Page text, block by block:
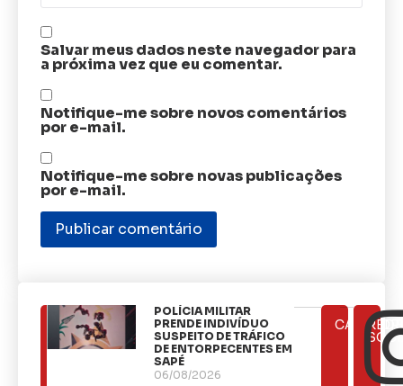
Salvar meus dados neste navegador para
a próxima vez que eu comentar.
Notifique-me sobre novos comentários
por e-mail.
Notifique-me sobre novas publicações
por e-mail.
ÚLTIMAS
NOTÍCIAS
​POLÍCIA MILITAR
PRENDE INDIVÍDUO
SUSPEITO DE TRÁFICO
DE ENTORPECENTES EM
SAPÉ
06/08/2026